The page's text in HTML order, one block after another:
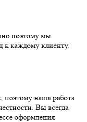
поэтому мы
к каждому клиенту.
наша работа
Вы всегда
оформления